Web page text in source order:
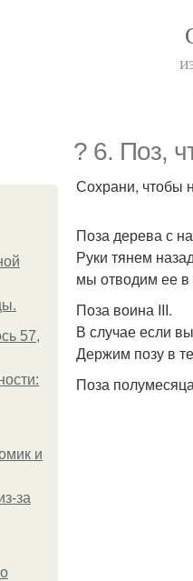
? 6. Поз,
57,
и
за
Сохрани, чтобы
Поза дерева с
Руки тянем
мы отводим ее в
Поза воина III.
В случае если
Держим позу в
Поза